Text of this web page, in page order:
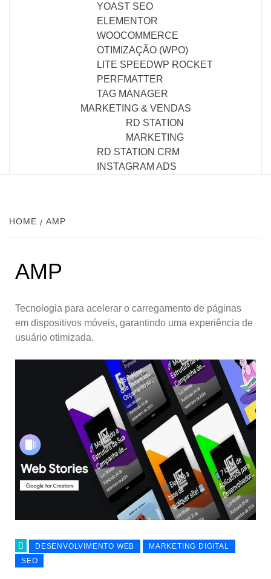
YOAST SEO
ELEMENTOR
WOOCOMMERCE
OTIMIZAÇÃO (WPO)
LITE SPEEDWP ROCKET
PERFMATTER
TAG MANAGER
MARKETING & VENDAS
RD STATION
MARKETING
RD STATION CRM
INSTAGRAM ADS
HOME AMP
AMP
Tecnologia para acelerar o carregamento de páginas
em dispositivos móveis, garantindo uma experiência de
usuário otimizada.
DESENVOLVIMENTO WEB
MARKETING DIGITAL
SEO